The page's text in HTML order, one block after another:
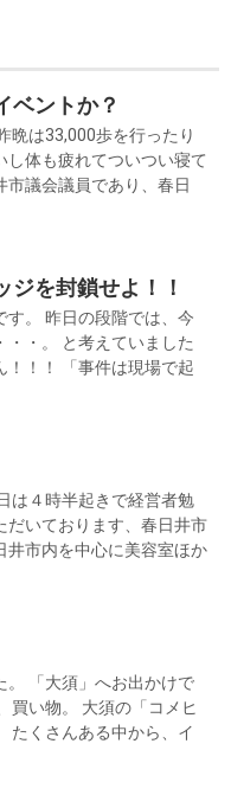
ベントか？
晩は33,000歩を行ったり
し体も疲れてついつい寝て
市議会議員であり、春日
ジを封鎖せよ！！
す。 昨日の段階では、今
・・。 と考えていました
！！！ 「事件は現場で起
は４時半起きで経営者勉
だいております、春日井市
井市内を中心に美容室ほか
。 「大須」へお出かけで
買い物。 大須の「コメヒ
たくさんある中から、イ